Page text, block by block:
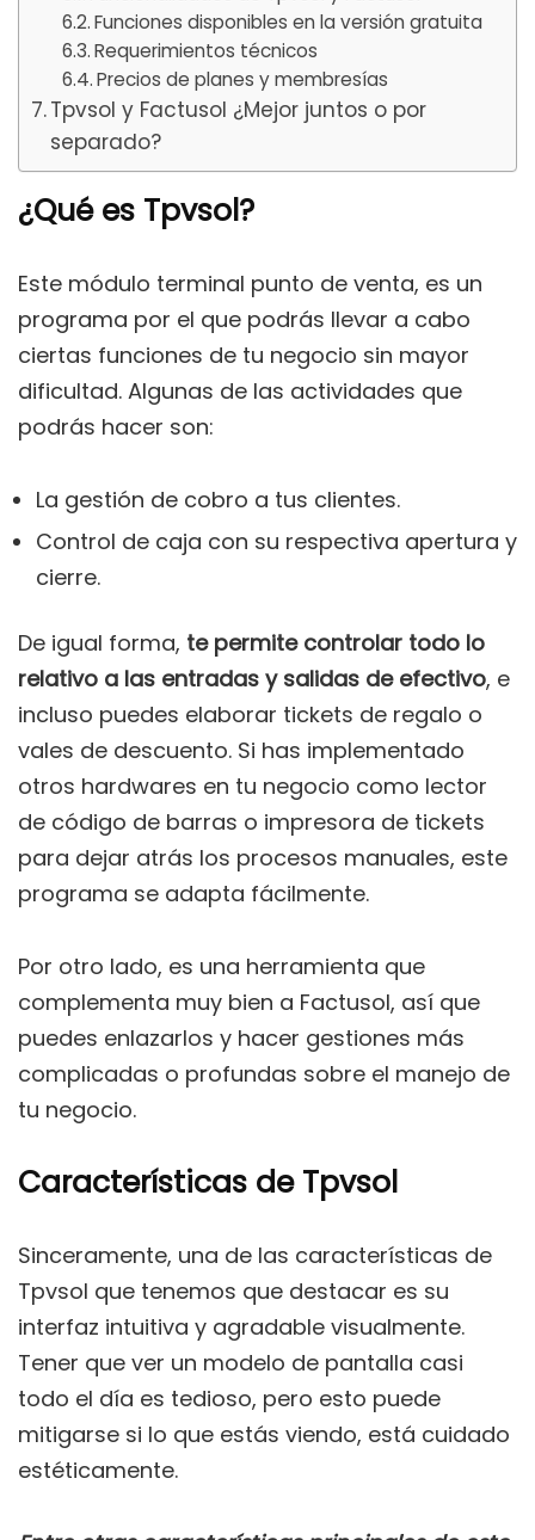
Funciones disponibles en la versión gratuita
Requerimientos técnicos
Precios de planes y membresías
Tpvsol y Factusol ¿Mejor juntos o por
separado?
¿Qué es Tpvsol?
Este módulo terminal punto de venta, es un
programa por el que podrás llevar a cabo
ciertas funciones de tu negocio sin mayor
dificultad. Algunas de las actividades que
podrás hacer son:
La gestión de cobro a tus clientes.
Control de caja con su respectiva apertura y
cierre.
De igual forma, te permite controlar todo lo
relativo a las entradas y salidas de efectivo, e
incluso puedes elaborar tickets de regalo o
vales de descuento. Si has implementado
otros hardwares en tu negocio como lector
de código de barras o impresora de tickets
para dejar atrás los procesos manuales, este
programa se adapta fácilmente.
Por otro lado, es una herramienta que
complementa muy bien a Factusol, así que
puedes enlazarlos y hacer gestiones más
complicadas o profundas sobre el manejo de
tu negocio.
Características de Tpvsol
Sinceramente, una de las características de
Tpvsol que tenemos que destacar es su
interfaz intuitiva y agradable visualmente.
Tener que ver un modelo de pantalla casi
todo el día es tedioso, pero esto puede
mitigarse si lo que estás viendo, está cuidado
estéticamente.